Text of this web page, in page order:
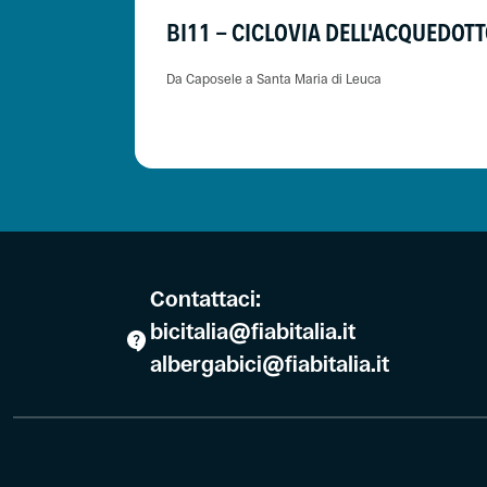
BI11 - CICLOVIA
Da Caposele a Santa Maria di Leuca
Contattaci:
bicitalia@fiabitalia.it
albergabici@fiabitalia.it